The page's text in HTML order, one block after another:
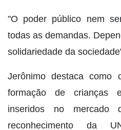
"O poder público nem
todas as demandas.
solidariedade da
Jerônimo destaca como
formação de crianças
inseridos no mercado
reconhecimento da